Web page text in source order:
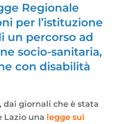
Regionale
per l’istituzione
un percorso ad
socio-sanitaria,
con disabilità
dai giornali che è stata
Lazio una legge sui